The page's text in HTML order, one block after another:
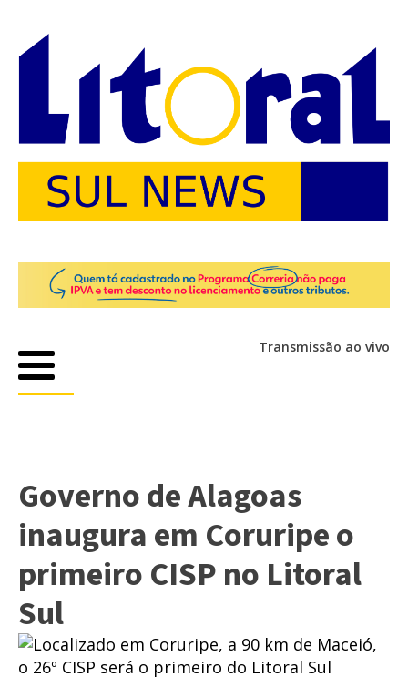
Transmissão ao vivo
Governo de Alagoas
inaugura em Coruripe o
primeiro CISP no Litoral
Sul